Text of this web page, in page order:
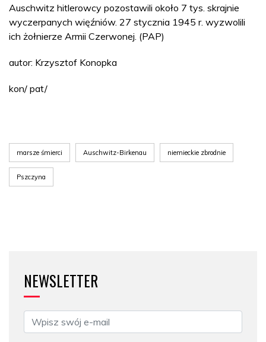
Auschwitz hitlerowcy pozostawili około 7 tys. skrajnie
wyczerpanych więźniów. 27 stycznia 1945 r. wyzwolili
ich żołnierze Armii Czerwonej. (PAP)
autor: Krzysztof Konopka
kon/ pat/
marsze śmierci Auschwitz-Birkenau niemieckie zbrodnie
Pszczyna
NEWSLETTER